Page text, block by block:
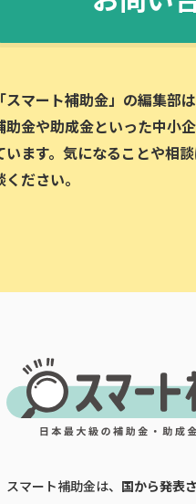
「スマート補助金」の編集部
助金や助成金といった中小
います。気になることや相
ください。
スマート補助金は、 国から発表